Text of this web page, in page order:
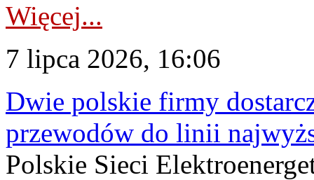
Więcej...
7 lipca 2026, 16:06
Dwie polskie firmy
przewodów do linii
Polskie Sieci